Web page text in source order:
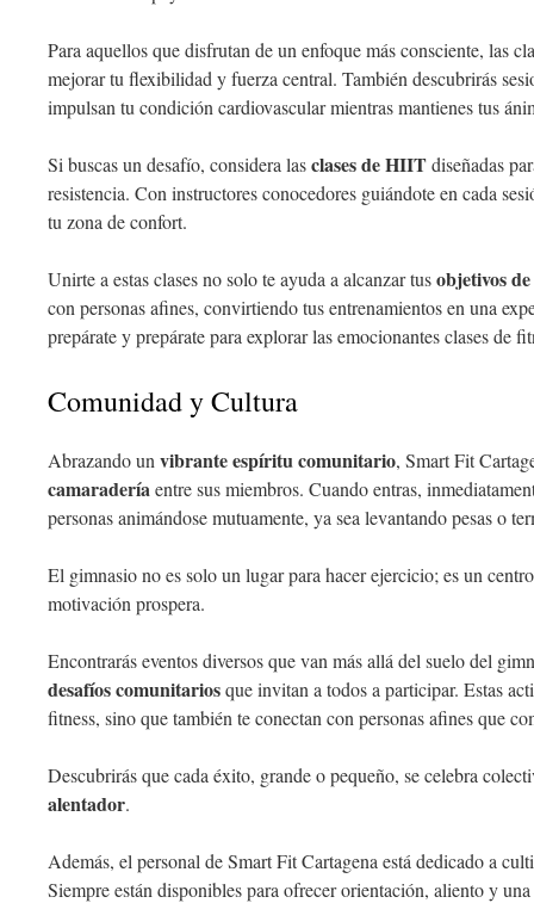
Para aquellos que disfrutan de un enfoque más consciente, las
mejorar tu flexibilidad y fuerza central. También descubrirás
impulsan tu condición cardiovascular mientras mantienes tus
Si buscas un desafío, considera lasclases de HIITdiseñadas
resistencia. Con instructores conocedores guiándote en cada
tu zona de confort.
Unirte a estas clases no solo te ayuda a alcanzar tusobjetivos
con personas afines, convirtiendo tus entrenamientos en una
prepárate y prepárate para explorar las emocionantes clases de
Comunidad y Cultura
Abrazando un vibrante espíritu comunitario, Smart Fit
camaraderíaentre sus miembros. Cuando entras,
personas animándose mutuamente, ya sea levantando pesas o
El gimnasio no es solo un lugar para hacer ejercicio; es un
motivación prospera.
Encontrarás eventos diversos que van más allá del suelo del
desafíos comunitariosque invitan a todos a participar. Estas
fitness, sino que también te conectan con personas afines que
Descubrirás que cada éxito, grande o pequeño, se celebra
alentador.
Además, el personal de Smart Fit Cartagena está dedicado a
Siempre están disponibles para ofrecer orientación, aliento y